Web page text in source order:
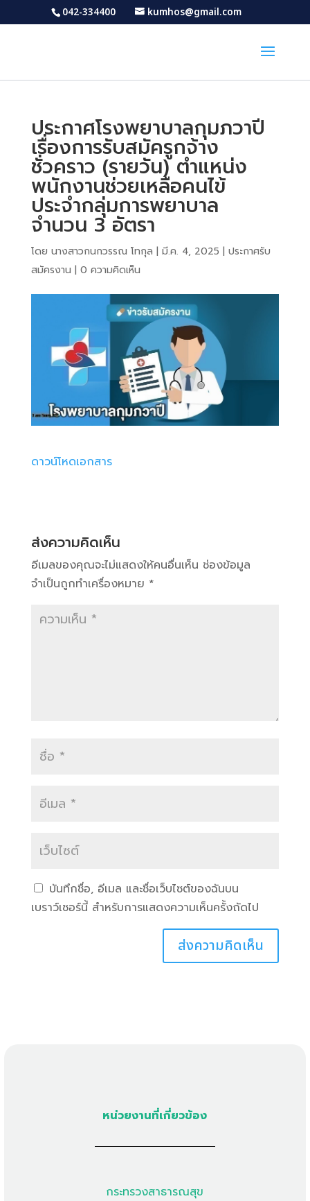
042-334400 kumhos@gmail.com
ประกาศโรงพยาบาลกุมภวาปี
เรื่องการรับสมัครูกจ้าง
ชั่วคราว (รายวัน) ตำแหน่ง
พนักงานช่วยเหลือคนไข้
ประจำกลุ่มการพยาบาล
จำนวน 3 อัตรา
โดย นางสาวกนกวรรณ โทกุล | มี.ค. 4, 2025 | ประกาศรับ
สมัครงาน | 0 ความคิดเห็น
ดาวน์โหดเอกสาร
ส่งความคิดเห็น
อีเมลของคุณจะไม่แสดงให้คนอื่นเห็น ช่องข้อมูล
จำเป็นถูกทำเครื่องหมาย *
บันทึกชื่อ, อีเมล และชื่อเว็บไซต์ของฉันบน
เบราว์เซอร์นี้ สำหรับการแสดงความเห็นครั้งถัดไป
หน่วยงานที่เกี่ยวข้อง
กระทรวงสาธารณสุข